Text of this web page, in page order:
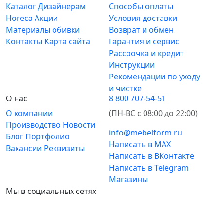
КаталогДизайнерам
Horeca Акции
Материалы обивки
Контакты Карта сайта
Способы оплаты
Условия доставки
Возврат и обмен
Гарантия и сервис
Рассрочка и кредит
Инструкции
Рекомендации по уходу
и чистке
О нас
О компании
Производство Новости
Блог Портфолио
Вакансии Реквизиты
8 800 707-54-51
(ПН-ВС с 08:00 до 22:00)
info@mebelform.ru
Написать в MAX
Написать в ВКонтакте
Написать в Telegram
Магазины
Мы в социальных сетях